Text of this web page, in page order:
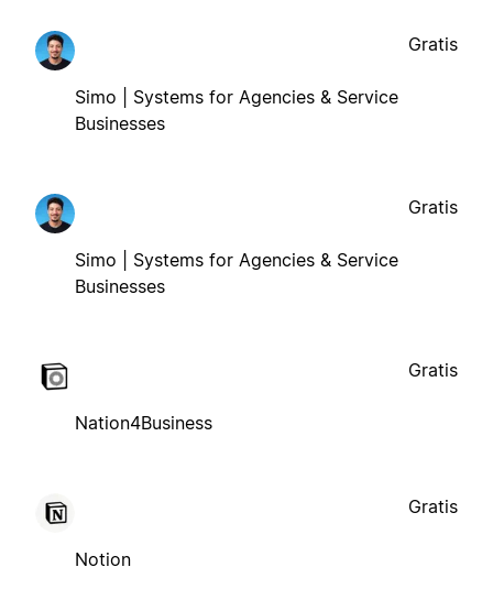
Simo | Systems for Agencies & Service
Businesses
Gratis
Simo | Systems for Agencies & Service
Businesses
Gratis
Nation4Business
Gratis
Notion
Gratis